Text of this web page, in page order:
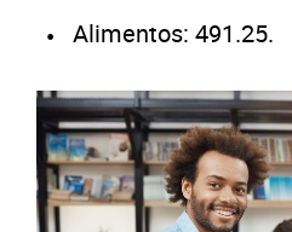
Alimentos: 491.25.